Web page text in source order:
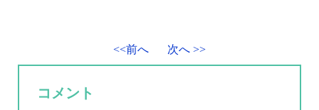
<<前へ 次へ >>
コメント